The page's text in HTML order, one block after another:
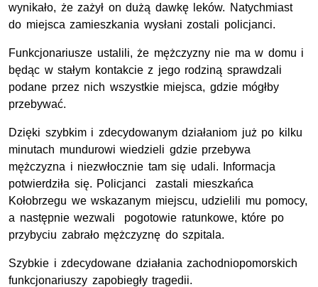
wynikało, że zażył on dużą dawkę leków. Natychmiast
do miejsca zamieszkania wysłani zostali policjanci.
Funkcjonariusze ustalili, że mężczyzny nie ma w domu i
będąc w stałym kontakcie z jego rodziną sprawdzali
podane przez nich wszystkie miejsca, gdzie mógłby
przebywać.
Dzięki szybkim i zdecydowanym działaniom już po kilku
minutach mundurowi wiedzieli gdzie przebywa
mężczyzna i niezwłocznie tam się udali. Informacja
potwierdziła się. Policjanci zastali mieszkańca
Kołobrzegu we wskazanym miejscu, udzielili mu pomocy,
a następnie wezwali pogotowie ratunkowe, które po
przybyciu zabrało mężczyznę do szpitala.
Szybkie i zdecydowane działania zachodniopomorskich
funkcjonariuszy zapobiegły tragedii.